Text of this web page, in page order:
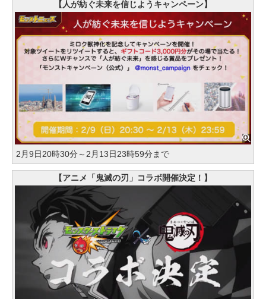
【人が紡ぐ未来を信じようキャンペーン】
2月9日20時30分～2月13日23時59分まで
【アニメ「鬼滅の刃」コラボ開催決定！】